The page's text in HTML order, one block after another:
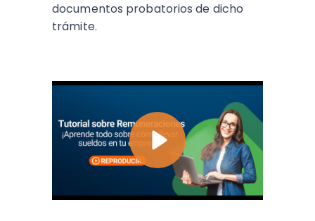
documentos probatorios de dicho
trámite.